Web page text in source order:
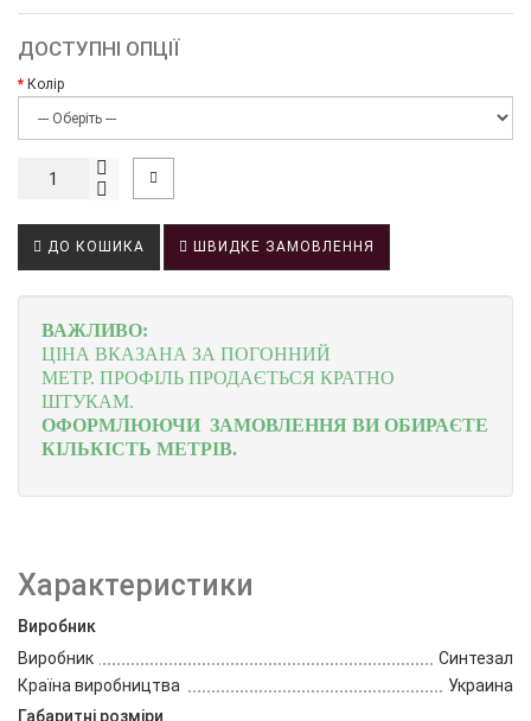
ДОСТУПНІ ОПЦІЇ
Колір
ДО КОШИКА ШВИДКЕ ЗАМОВЛЕННЯ
ВАЖЛИВО:
ЦІНА ВКАЗАНА ЗА ПОГОННИЙ
МЕТР. ПРОФІЛЬ ПРОДАЄТЬСЯ КРАТНО
ШТУКАМ.
ОФОРМЛЮЮЧИ ЗАМОВЛЕННЯ ВИ ОБИРАЄТЕ
КІЛЬКІСТЬ МЕТРІВ.
Характеристики
Виробник
Виробник
Синтезал
Країна виробництва
Украина
Габаритні розміри